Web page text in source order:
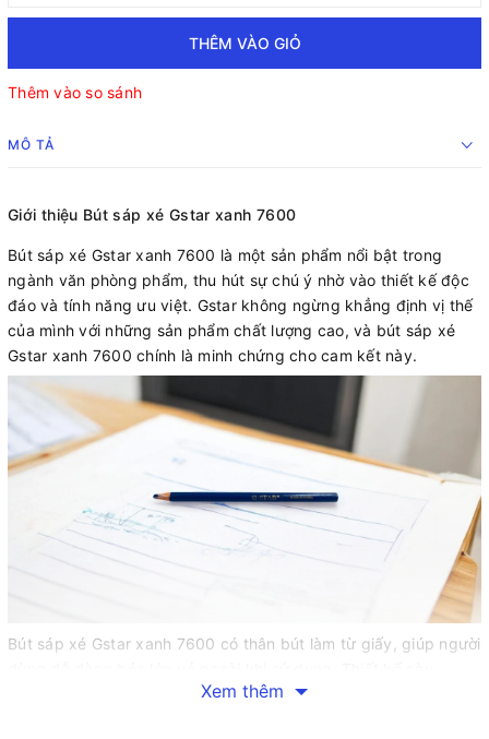
THÊM VÀO GIỎ
Thêm vào so sánh
MÔ TẢ
Giới thiệu Bút sáp xé Gstar xanh 7600
Bút sáp xé Gstar xanh 7600 là một sản phẩm nổi bật trong
ngành văn phòng phẩm, thu hút sự chú ý nhờ vào thiết kế độc
đáo và tính năng ưu việt. Gstar không ngừng khẳng định vị thế
của mình với những sản phẩm chất lượng cao, và bút sáp xé
Gstar xanh 7600 chính là minh chứng cho cam kết này.
Bút sáp xé Gstar xanh 7600 có thân bút làm từ giấy, giúp người
không chỉ thân thiện với môi trường mà còn mang lại sự tiện lợi
Xem thêm